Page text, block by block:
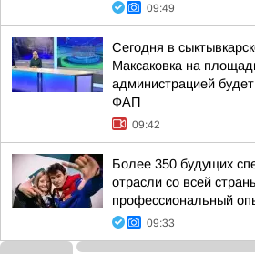
09:49
Сегодня в
Максаковка на
администрацией
ФАП
09:42
Более 350 будущих
отрасли со всей
профессиональный
09:33